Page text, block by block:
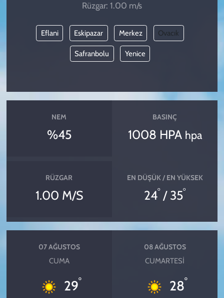
Rüzgar: 1.00 m/s
Eflani Eskipazar Merkez Ovacık
Safranbolu Yenice
NEM
%45
BASINÇ
1008 HPA hpa
RÜZGAR
1.00 M/S
EN DÜŞÜK / EN YÜKSEK
24° / 35°
07 AĞUSTOS
CUMA
29°
08 AĞUSTOS
CUMARTESI
28°